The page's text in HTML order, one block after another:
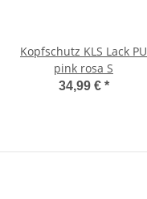
Kopfschutz KLS Lack PU
pink rosa S
34,99 € *